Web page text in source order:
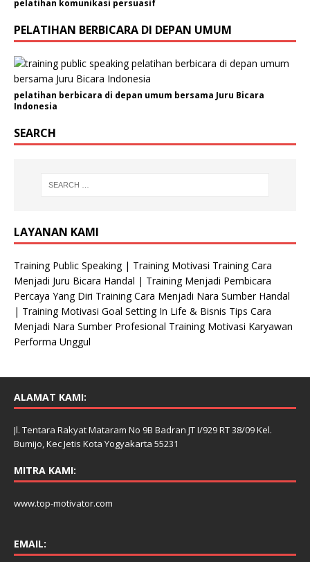
pelatihan komunikasi persuasif
PELATIHAN BERBICARA DI DEPAN UMUM
pelatihan berbicara di depan umum bersama Juru Bicara
Indonesia
SEARCH
LAYANAN KAMI
Training Public Speaking | Training Motivasi Training Cara
Menjadi Juru Bicara Handal | Training Menjadi Pembicara
Percaya Yang Diri Training Cara Menjadi Nara Sumber Handal
| Training Motivasi Goal Setting In Life & Bisnis Tips Cara
Menjadi Nara Sumber Profesional Training Motivasi Karyawan
Performa Unggul
ALAMAT KAMI:
Jl. Tentara Rakyat Mataram No 9B Badran JT I/929 RT 38/09 Kel.
Bumijo, Kec Jetis Kota Yogyakarta 55231
MITRA KAMI:
www.top-motivator.com
EMAIL: